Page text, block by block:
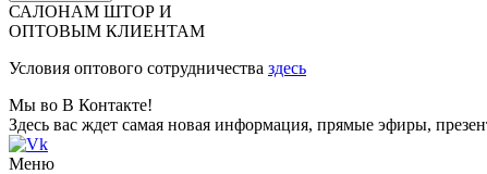
САЛОНАМ ШТОР И
ОПТОВЫМ КЛИЕНТАМ
Условия оптового сотрудничества здесь
Мы во В Контакте!
Здесь вас ждет самая новая информация, прямые эфиры,
Меню